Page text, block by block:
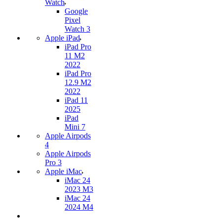
Watch
Google
Pixel
Watch 3
Apple iPad
iPad Pro
11 M2
2022
iPad Pro
12.9 M2
2022
iPad 11
2025
iPad
Mini 7
Apple Airpods
4
Apple Airpods
Pro 3
Apple iMac
iMac 24
2023 M3
iMac 24
2024 M4